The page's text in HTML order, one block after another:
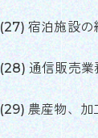
宿泊施設の
通信販売業
農産物、